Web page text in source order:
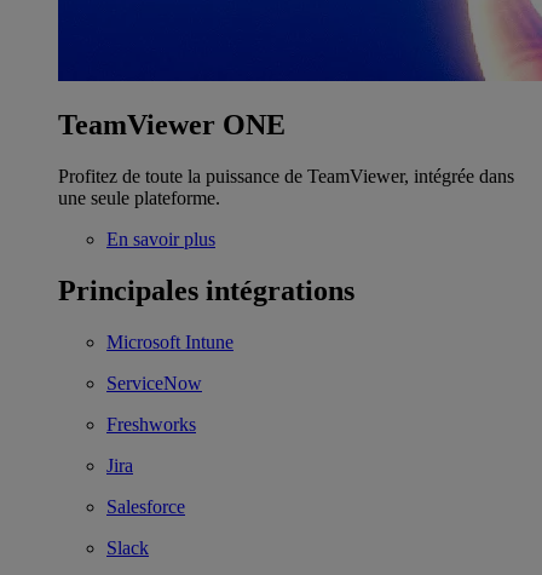
TeamViewer ONE
Profitez de toute la puissance de TeamViewer, intégrée dans
une seule plateforme.
En savoir plus
Principales intégrations
Microsoft Intune
ServiceNow
Freshworks
Jira
Salesforce
Slack